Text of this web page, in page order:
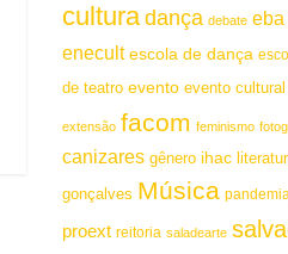
cultura dança debate eba
enecult escola de dança
de teatro evento evento cultural
extensão facom feminismo
canizares gênero ihac
gonçalves Música
proext reitoria saladearte